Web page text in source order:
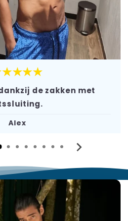
de zakken met
Alex